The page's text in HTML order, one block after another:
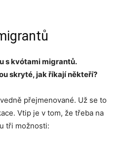
s kvótami migrantů.
skryté, jak říkají někteří?
přejmenované. Už se to
Vtip je v tom, že třeba na
tři možnosti: